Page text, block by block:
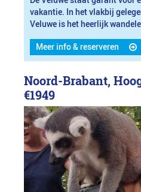
vakantie. In het vlakbij
Veluwe is het heerlijk
Meer info & reserveren
Noord-Brabant,
€1949